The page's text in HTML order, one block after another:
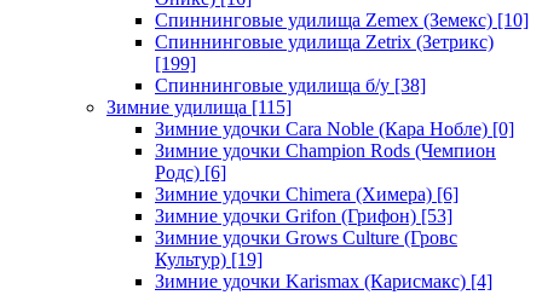
Спиннинговые удилища Zemex (Земекс) [10]
Спиннинговые удилища Zetrix (Зетрикс)
[199]
Спиннинговые удилища б/у [38]
Зимние удилища [115]
Зимние удочки Cara Noble (Кара Нобле) [0]
Зимние удочки Champion Rods (Чемпион
Родс) [6]
Зимние удочки Chimera (Химера) [6]
Зимние удочки Grifon (Грифон) [53]
Зимние удочки Grows Culture (Гровс
Культур) [19]
Зимние удочки Karismax (Карисмакс) [4]